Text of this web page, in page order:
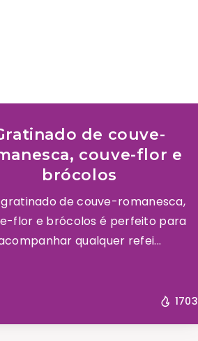
de couve-
couve-flor e
brócolos
gratinado de couve-romanesca,
flor e brócolos é perfeito para
qualquer refei...
1703